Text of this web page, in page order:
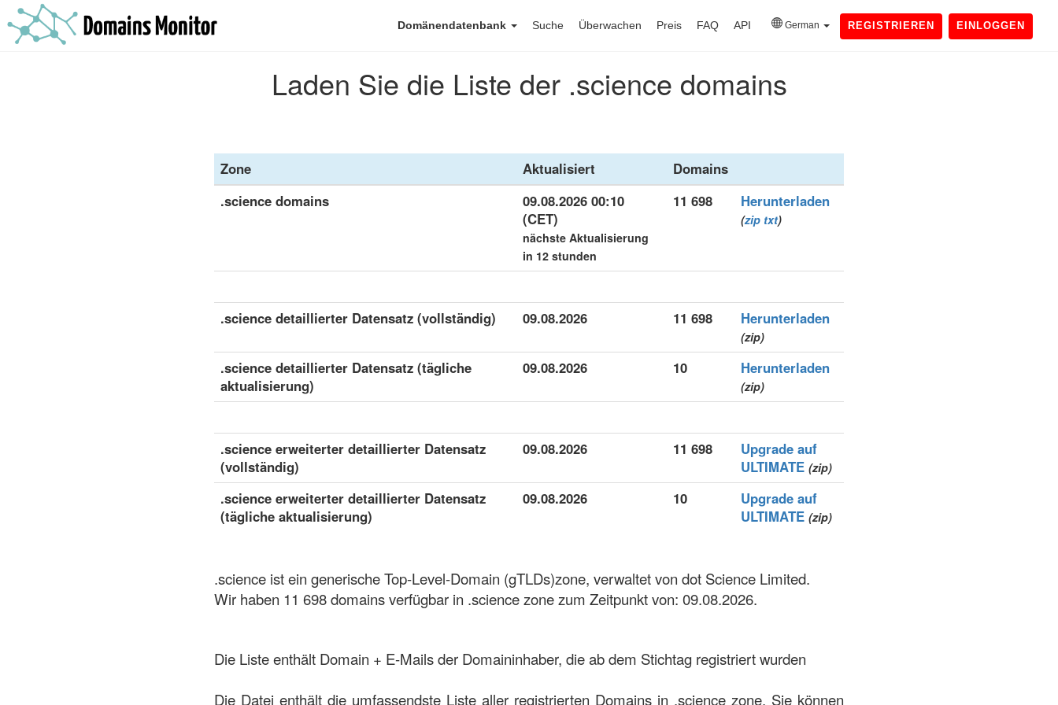
Domänendatenbank Suche Überwachen Preis FAQ API German REGISTRIEREN EINLOGGEN
Laden Sie die Liste der .science domains
Zone Aktualisiert
Domains
.science domains
09.08.2026 00:10
(CET)
nächste Aktualisierung
in 12 stunden
11 698 Herunterladen
(zip txt)
.science detaillierter Datensatz (vollständig) 09.08.2026 11 698 Herunterladen
(zip)
.science detaillierter Datensatz (tägliche
aktualisierung)
09.08.2026 10 Herunterladen
(zip)
.science erweiterter detaillierter Datensatz
(vollständig)
09.08.2026 11 698
Upgrade auf
ULTIMATE (zip)
.science erweiterter detaillierter Datensatz
(tägliche aktualisierung)
09.08.2026 10
Upgrade auf
ULTIMATE (zip)
.science ist ein generische Top-Level-Domain (gTLDs)zone, verwaltet von dot Science Limited.
Wir haben 11 698 domains verfügbar in .science zone zum Zeitpunkt von: 09.08.2026.
Die Liste enthält Domain + E-Mails der Domaininhaber, die ab dem Stichtag registriert wurden
Die Datei enthält die umfassendste Liste aller registrierten Domains in .science zone. Sie können